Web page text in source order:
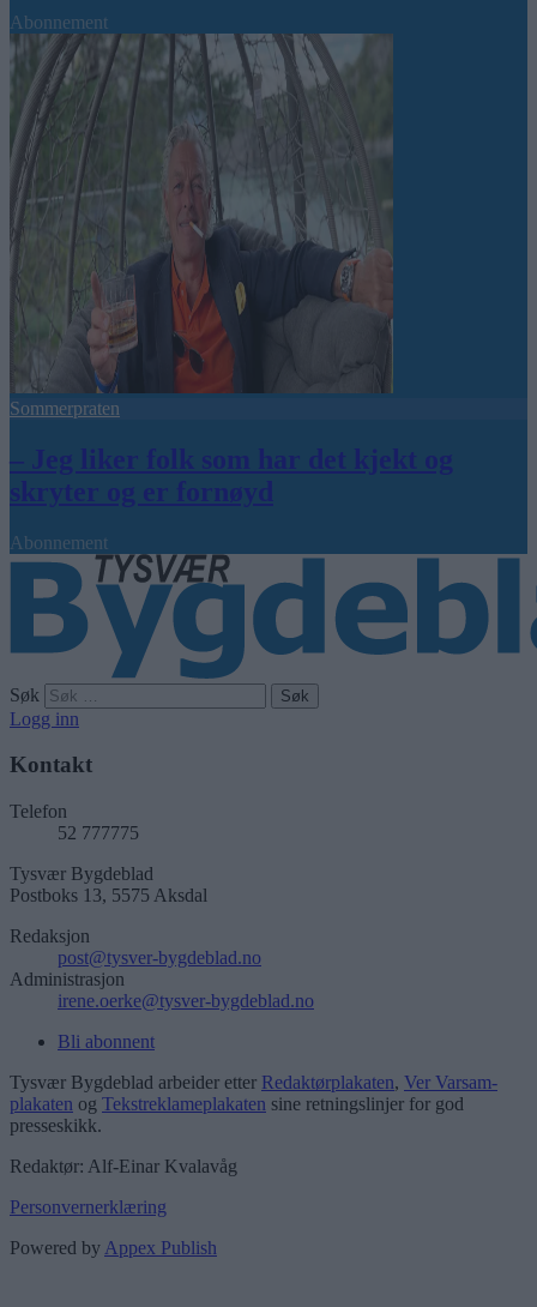
Abonnement
Sommerpraten
– Jeg liker folk som har det kjekt og
skryter og er fornøyd
Abonnement
Søk
Logg inn
Kontakt
Telefon
52 777775
Tysvær Bygdeblad
Postboks 13, 5575 Aksdal
Redaksjon
post@tysver-bygdeblad.no
Administrasjon
irene.oerke@tysver-bygdeblad.no
Bli abonnent
Tysvær Bygdeblad arbeider etter Redaktørplakaten, Ver Varsam-
plakaten og Tekstreklameplakaten sine retningslinjer for god
presseskikk.
Redaktør: Alf-Einar Kvalavåg
Personvernerklæring
Powered by Appex Publish